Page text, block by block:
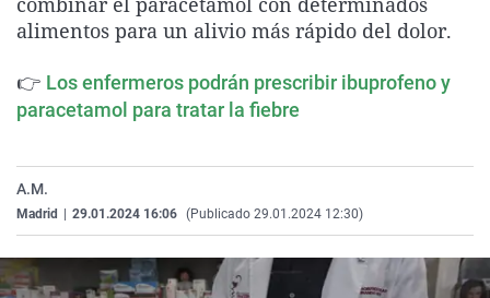
La rosa de los vientos
Como el perro y el
Caso
Equipo de
Extremadura
La Rioja
País Vasco
Virales
Elecciones
alimentos para un alivio más rápido del dolor.
👉 Los enfermeros podrán prescribir ibuprofeno y
paracetamol para tratar la fiebre
A.M.
Madrid 29.01.2024 16:06 (Publicado 29.01.2024 12:30)